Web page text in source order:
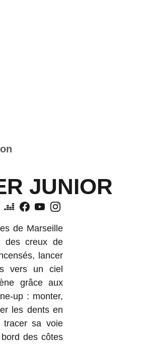
JUNIOR
de Marseille
des creux de
lancer
vers un ciel
grâce aux
up : monter,
les dents en
tracer sa voie
des côtes